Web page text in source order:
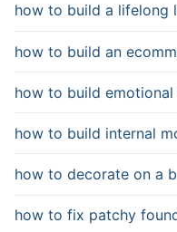
how to build a lifelong
how to build an
how to build
how to build internal
how to decorate on a
how to fix patchy